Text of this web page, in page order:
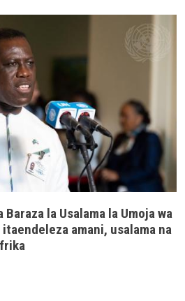
Baraza la Usalama la Umoja wa
amani, usalama na